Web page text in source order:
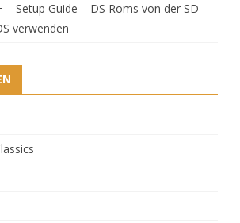
– Setup Guide – DS Roms von der SD-
verwenden